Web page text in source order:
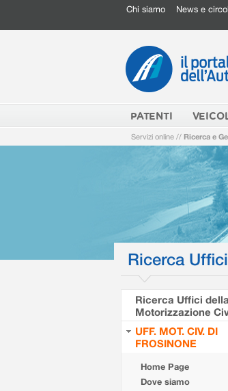
Chi siamo News e
PATENTI
Servizi online // Ricerca e
Ricerca
Ricerca Uffici della
Motorizzazione
UFF. MOT. CIV. DI
FROSINONE
Home Page
Dove siamo